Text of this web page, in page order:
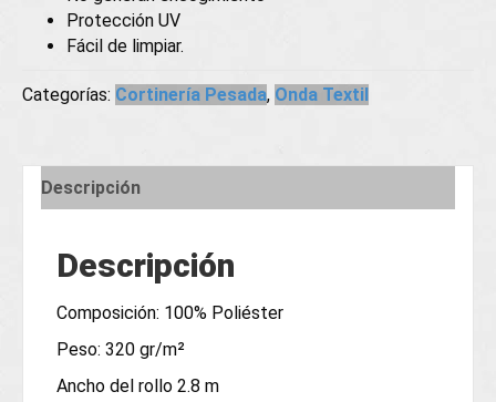
Protección UV
Fácil de limpiar.
Categorías: Cortinería Pesada, Onda Textil
Descripción
Descripción
Composición: 100% Poliéster
Peso: 320 gr/m²
Ancho del rollo 2.8 m